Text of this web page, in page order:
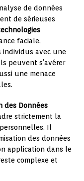
de données
de sérieuses
faciale,
individus avec une
peuvent s’avérer
une menace
des Données
strictement la
Il
des données
application dans le
complexe et